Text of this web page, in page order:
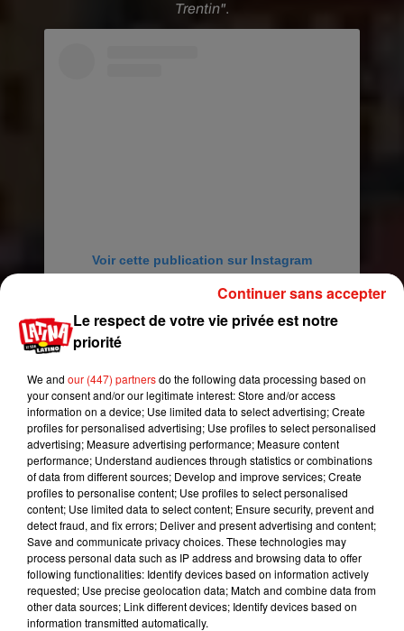
Trentin".
Voir cette publication sur Instagram
Une publication partagée par IG ITALIA �x!Èx!� (@ig_italia)
Voir cette publication sur Instagram
Une publication partagée par Rough Guides (@roughguides)
Le respect de votre vie privée est notre
priorité
We and our (447) partnersdo the following data processing based on
your consent and/or our legitimate interest: Store and/or access
information on a device; Use limited data to select advertising; Create
profiles for personalised advertising; Use profiles to select personalised
advertising; Measure advertising performance; Measure content
performance; Understand audiences through statistics or combinations
of data from different sources; Develop and improve services; Create
profiles to personalise content; Use profiles to select personalised
content; Use limited data to select content; Ensure security, prevent and
detect fraud, and fix errors; Deliver and present advertising and content;
Save and communicate privacy choices. These technologies may
process personal data such as IP address and browsing data to offer
following functionalities: Identify devices based on information actively
requested; Use precise geolocation data; Match and combine data from
other data sources; Link different devices; Identify devices based on
information transmitted automatically.
Continuer sans accepter